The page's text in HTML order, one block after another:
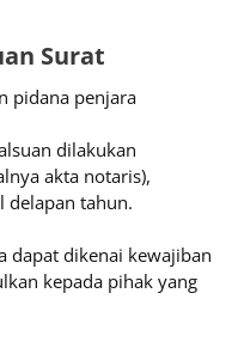
Surat
pidana penjara
dilakukan
akta notaris),
delapan tahun.
dapat dikenai kewajiban
kepada pihak yang